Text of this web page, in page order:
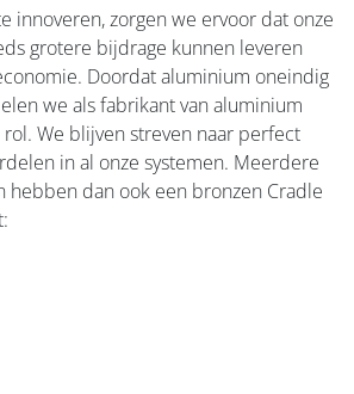
innoveren, zorgen we ervoor dat onze
grotere bijdrage kunnen leveren
Doordat aluminium oneindig
we als fabrikant van aluminium
We blijven streven naar perfect
in al onze systemen. Meerdere
hebben dan ook een bronzen Cradle